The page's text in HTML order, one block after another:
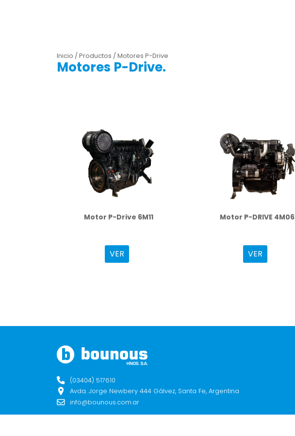
Inicio / Productos / Motores P-Drive
Motores P-Drive.
Motor P-Drive 6M11
VER
Motor P-DRIVE 4M06
VER
(03404) 517610
Avda. Jorge Newbery 444 Gálvez, Santa Fe, Argentina
info@bounous.com.ar